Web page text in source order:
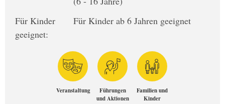
Für Kinder
geeignet:
Für Kinder ab 6 Jahren geeignet
Veranstaltung
Führungen
und Aktionen
Familien und
Kinder